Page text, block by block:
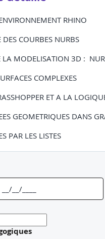
RHINO
COURBES NURBS
LA MODELISATION 3D :
COMPLEXES
ET A LA
GEOMETRIQUES DANS
PAR LES LISTES
D'UNE FORME PAR
ARBRES DE DONNEES (DATA
FACADE PERFOREE
PAR DES DONNEES
AVEC LES